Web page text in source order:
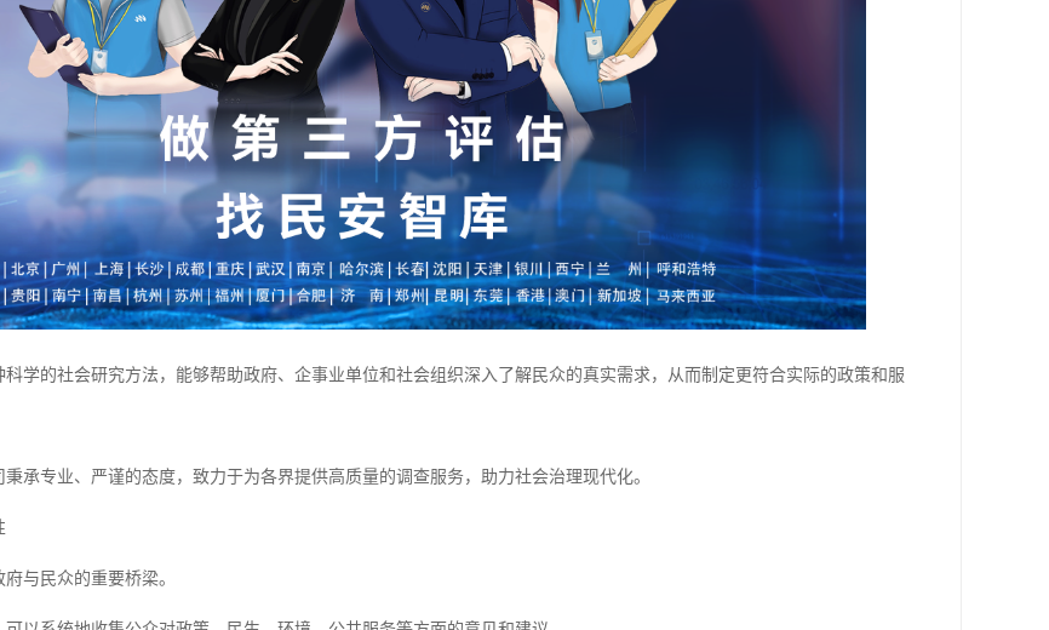
学的社会研究方法，能够帮助政府、企事业单位和社会组织深入了解民众的真实需求，从而制定更符合实际的政策和服
承专业、严谨的态度，致力于为各界提供高质量的调查服务，助力社会治理现代化。
与民众的重要桥梁。